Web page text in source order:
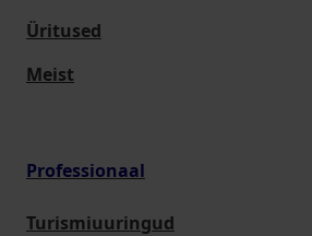
Üritused
Meist
Professionaal
Turismiuuringud